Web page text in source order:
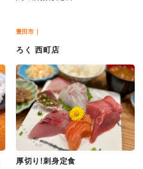
豊田市
ろく 西町店
厚切り!刺身定食